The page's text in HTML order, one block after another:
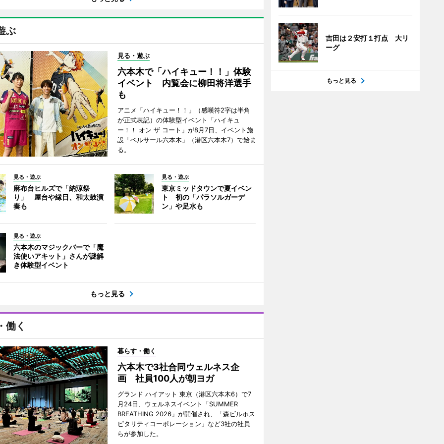
ぶ
見る・遊ぶ
六本木で「ハイキュー！！」体験
イベント 内覧会に柳田将洋選手
も
アニメ「ハイキュー！！」（感嘆符2字は半角
が正式表記）の体験型イベント「ハイキュ
ー！！ オン ザ コート」が8月7日、イベント施
設「ベルサール六本木」（港区六本木7）で始ま
る。
見る・遊ぶ
麻布台ヒルズで「納涼祭
り」 屋台や縁日、和太鼓演
奏も
見る・遊ぶ
東京ミッドタウンで夏イベン
ト 初の「パラソルガーデ
ン」や足水も
見る・遊ぶ
六本木のマジックバーで「魔
法使いアキット」さんが謎解
き体験型イベント
もっと見る
働く
暮らす・働く
六本木で3社合同ウェルネス企
画 社員100人が朝ヨガ
グランド ハイアット 東京（港区六本木6）で7
月24日、ウェルネスイベント「SUMMER
BREATHING 2026」が開催され、「森ビルホス
ピタリティコーポレーション」など3社の社員
らが参加した。
吉田は２安打１打点 大リ
ーグ
もっと見る